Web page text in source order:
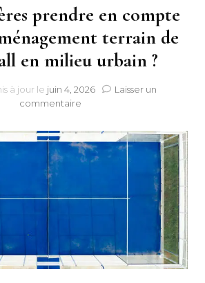
prendre en compte
terrain de
en milieu urbain ?
à jour le juin 4, 2026
Laisser un
commentaire
critères
prendre
en
un
pickleball
en